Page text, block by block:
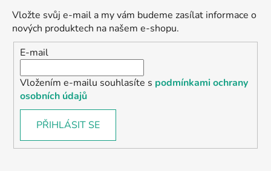
Vložte svůj e-mail a my vám budeme zasílat informace o
nových produktech na našem e-shopu.
E-mail
Vložením e-mailu souhlasíte s podmínkami ochrany
osobních údajů
PŘIHLÁSIT SE